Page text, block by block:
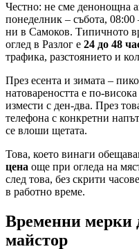
Честно: не сме денонощна
понеделник – събота,
ни в Самоков. Типичното
оглед в Разлог е 24 до 48
трафика, разстоянието и
През есента и зимата –
натовареността е по-
измести с ден-два. През
телефона с конкретни
се влоши щетата.
Това, което винаги
цена още при огледа на
след това, без скрити
в работно време.
Временни мерки
майстор